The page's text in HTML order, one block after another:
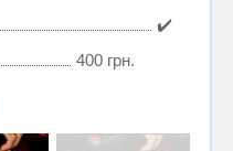
✔️
400 грн.